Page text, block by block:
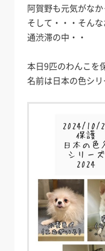
阿賀野も元気がなか
そして・・・そん
通渋滞の中・・
本日9匹のわんこを
名前は日本の色シリ